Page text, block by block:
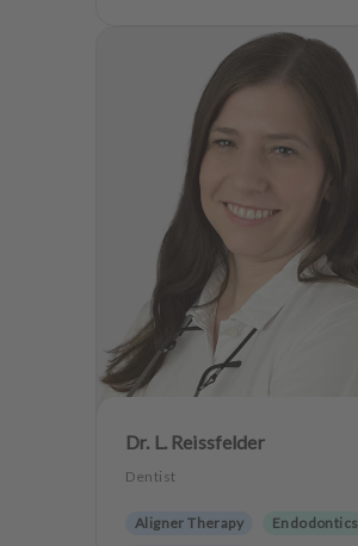
Dr. L. Reissfelder
Dentist
Aligner Therapy
Endodontics